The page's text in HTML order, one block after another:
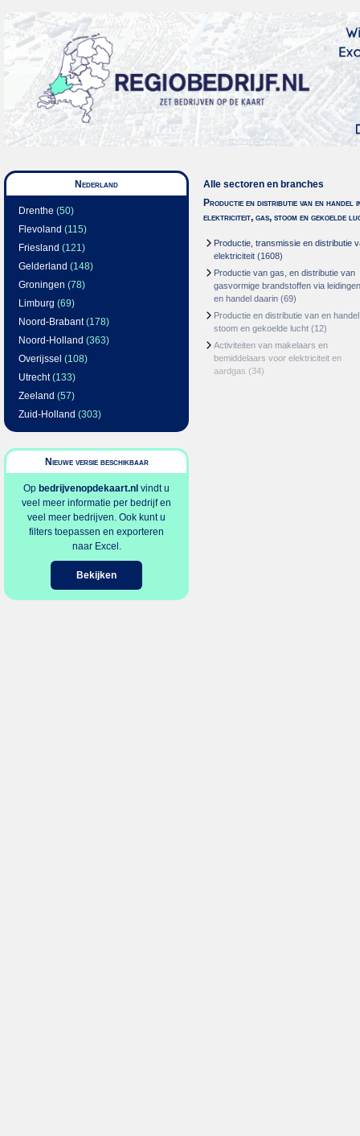
Nederland
Drenthe (50)
Flevoland (115)
Friesland (121)
Gelderland (148)
Groningen (78)
Limburg (69)
Noord-Brabant(178)
Noord-Holland (363)
Overijssel (108)
Utrecht(133)
Zeeland (57)
Zuid-Holland (303)
Nieuwe versie beschikbaar
Op bedrijvenopdekaart.nl vindt u
veel meer informatie per bedrijf en
veel meer bedrijven. Ook kunt u
filters toepassen en exporteren
naar Excel.
Bekijken
Alle sectoren en branches
Productie en distributie van en handel
elektriciteit, gas, stoom en gekoelde
Productie, transmissie en distributie
elektriciteit (1608)
Productie van gas, en distributie van
gasvormige brandstoffen via leidingen
en handel daarin (69)
Productie en distributie van en
stoom en gekoelde lucht (12)
Activiteiten van makelaars en
bemiddelaars voor elektriciteit en
aardgas (34)